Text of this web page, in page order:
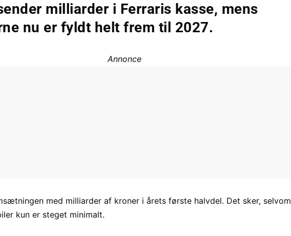
milliarder i Ferraris kasse, mens
nu er fyldt helt frem til 2027.
Annonce
med milliarder af kroner i årets første halvdel. Det sker, selvom
kun er steget minimalt.